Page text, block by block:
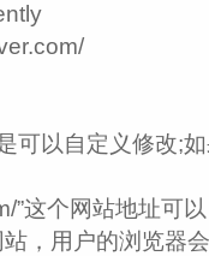
可以自定义修改;
”这个网站地址可
，用户的浏览器